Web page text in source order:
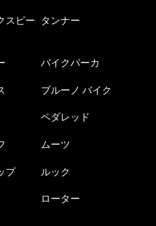
スピー
タンナー
バイクパーカ
ブルーノ バイク
ペダレッド
ムーツ
プ ルック
ローター